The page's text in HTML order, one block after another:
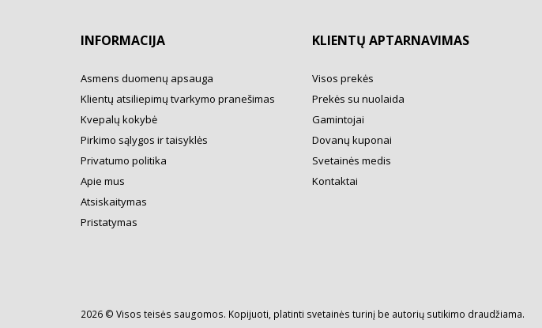
INFORMACIJA
Asmens duomenų apsauga
Klientų atsiliepimų tvarkymo pranešimas
Kvepalų kokybė
Pirkimo sąlygos ir taisyklės
Privatumo politika
Apie mus
Atsiskaitymas
Pristatymas
KLIENTŲ APTARNAVIMAS
Visos prekės
Prekės su nuolaida
Gamintojai
Dovanų kuponai
Svetainės medis
Kontaktai
2026 © Visos teisės saugomos. Kopijuoti, platinti svetainės turinį be autorių sutikimo draudžiama.